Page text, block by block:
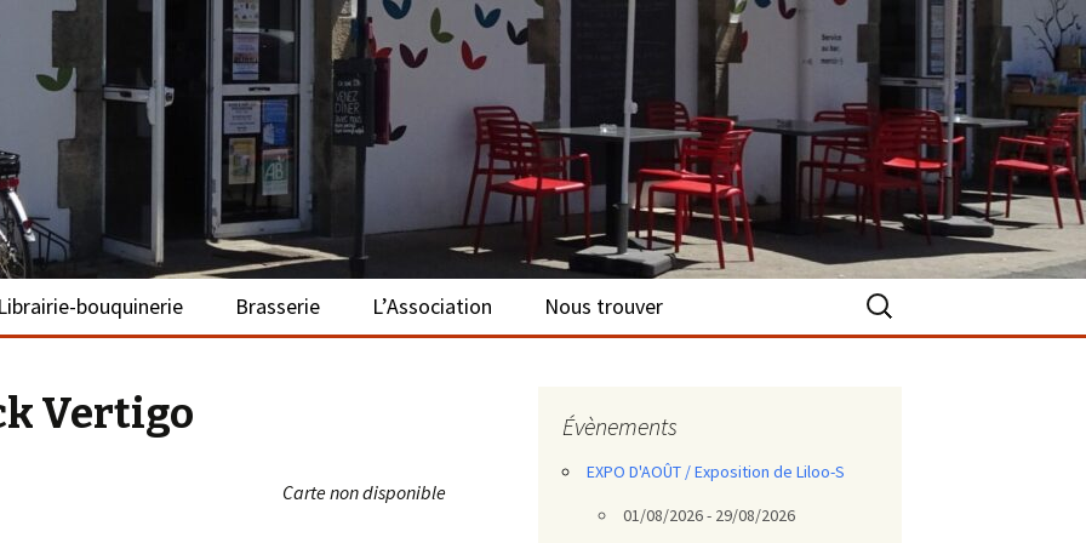
La Turballe
Librairie-bouquinerie
Brasserie
L’Association
Nous trouver Rechercher :
Vertigo
Carte non disponible
Évènements
EXPO D'AOÛT / Exposition de Liloo-S
01/08/2026 - 29/08/2026